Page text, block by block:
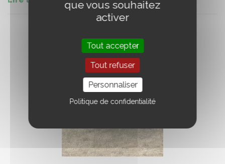
que vous souhaitez
activer
Tout accepter
Tout refuser
Personnaliser
Politique de confidentialité